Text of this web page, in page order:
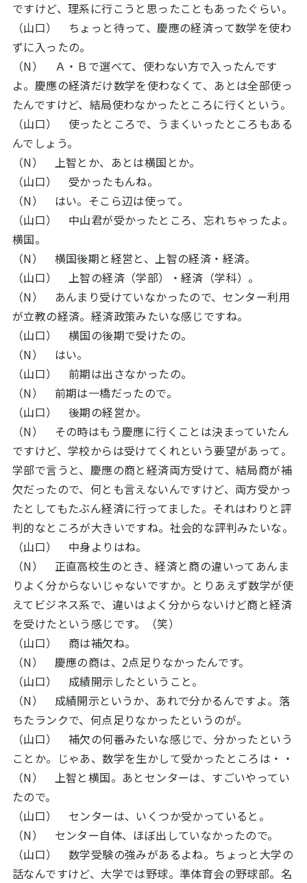
ですけど、理系に行こうと思ったこともあったぐらい。
（山口） ちょっと待って、慶應の経済って数学を使わ
ずに入ったの。
（N） Ａ・Ｂで選べて、使わない方で入ったんです
よ。慶應の経済だけ数学を使わなくて、あとは全部使っ
たんですけど、結局使わなかったところに行くという。
（山口） 使ったところで、うまくいったところもある
んでしょう。
（N） 上智とか、あとは横国とか。
（山口） 受かったもんね。
（N） はい。そこら辺は使って。
（山口） 中山君が受かったところ、忘れちゃったよ。
横国。
（N） 横国後期と経営と、上智の経済・経済。
（山口） 上智の経済（学部）・経済（学科）。
（N） あんまり受けていなかったので、センター利用
が立教の経済。経済政策みたいな感じですね。
（山口） 横国の後期で受けたの。
（N） はい。
（山口） 前期は出さなかったの。
（N） 前期は一橋だったので。
（山口） 後期の経営か。
（N） その時はもう慶應に行くことは決まっていたん
ですけど、学校からは受けてくれという要望があって。
学部で言うと、慶應の商と経済両方受けて、結局商が補
欠だったので、何とも言えないんですけど、両方受かっ
たとしてもたぶん経済に行ってました。それはわりと評
判的なところが大きいですね。社会的な評判みたいな。
（山口） 中身よりはね。
（N） 正直高校生のとき、経済と商の違いってあんま
りよく分からないじゃないですか。とりあえず数学が使
えてビジネス系で、違いはよく分からないけど商と経済
を受けたという感じです。（笑）
（山口） 商は補欠ね。
（N） 慶應の商は、 2点足りなかったんです。
（山口） 成績開示したということ。
（N） 成績開示というか、あれで分かるんですよ。落
ちたランクで、何点足りなかったというのが。
（山口） 補欠の何番みたいな感じで、分かったという
ことか。じゃあ、数学を生かして受かったところは・・
（N） 上智と横国。あとセンターは、すごいやってい
たので。
（山口） センターは、いくつか受かっていると。
（N） センター自体、ほぼ出していなかったので。
（山口） 数学受験の強みがあるよね。ちょっと大学の
話なんですけど、大学では野球。準体育会の野球部。名